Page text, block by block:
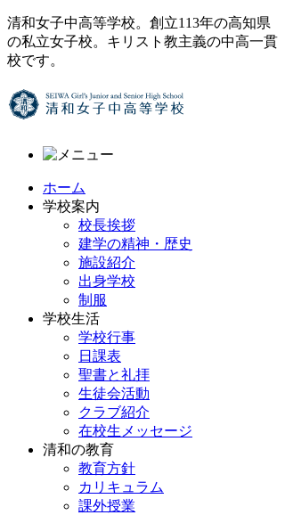
清和女子中高等学校。創立113年の高知県
の私立女子校。キリスト教主義の中高一貫
校です。
ホーム
学校案内
校長挨拶
建学の精神・歴史
施設紹介
出身学校
制服
学校生活
学校行事
日課表
聖書と礼拝
生徒会活動
クラブ紹介
在校生メッセージ
清和の教育
教育方針
カリキュラム
課外授業